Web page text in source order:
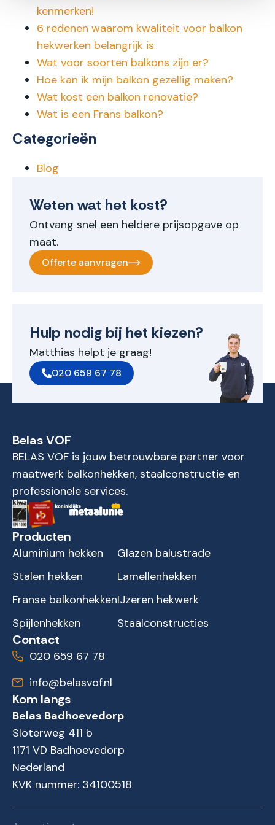
kenmerken!
6 redenen waarom kwaliteit voor balkon
hekwerken belangrijk is
Wat voor soorten balkons zijn er?
Hoe kan ik mijn balkon gezellig maken?
Wat kost een balkon renovatie?
Wat is een Frans balkon?
Categorieën
Blog
Weten wat het kost?
Ontvang snel een heldere prijsopgave op
maat.
Offerte aanvragen
Hulp nodig bij het kiezen?
Matthias helpt je graag!
020 659 67 78
Belas VOF
BELAS VOF is jouw betrouwbare partner voor
maatwerk balkonhekken, staalconstructie en
professionele services.
Producten
Aluminium hekken
Stalen hekken
Franse balkonhekken
Spijlenhekken
Glazen balustrade
Lamellenhekken
IJzeren hekwerk
Staalconstructies
Contact
020 659 67 78
info@belasvof.nl
Kom langs
Belas Badhoevedorp
Sloterweg 411 b
1171 VD Badhoevedorp
Nederland
KVK nummer: 34100518